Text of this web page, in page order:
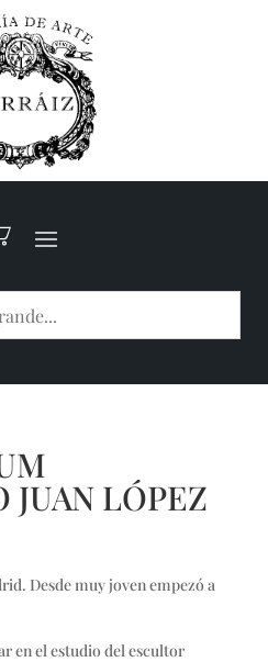
JUAN LÓPEZ
Desde muy joven empezó a
en el estudio del escultor